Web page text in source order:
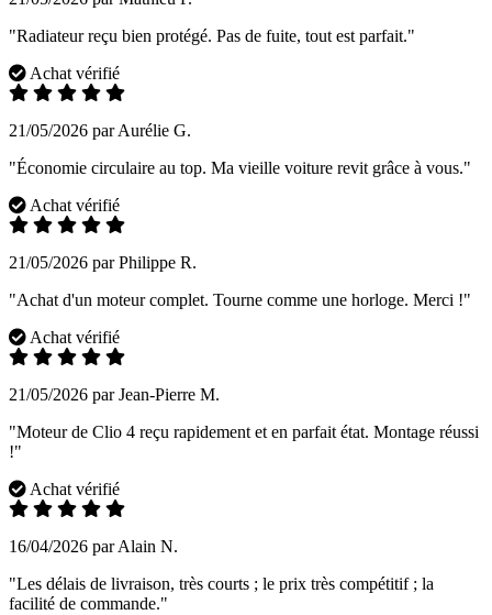
"Radiateur reçu bien protégé. Pas de fuite, tout est parfait."
Achat vérifié
21/05/2026 par Aurélie G.
"Économie circulaire au top. Ma vieille voiture revit grâce à vous."
Achat vérifié
21/05/2026 par Philippe R.
"Achat d'un moteur complet. Tourne comme une horloge. Merci !"
Achat vérifié
21/05/2026 par Jean-Pierre M.
"Moteur de Clio 4 reçu rapidement et en parfait état. Montage réussi
!"
Achat vérifié
16/04/2026 par Alain N.
"Les délais de livraison, très courts ; le prix très compétitif ; la
facilité de commande."